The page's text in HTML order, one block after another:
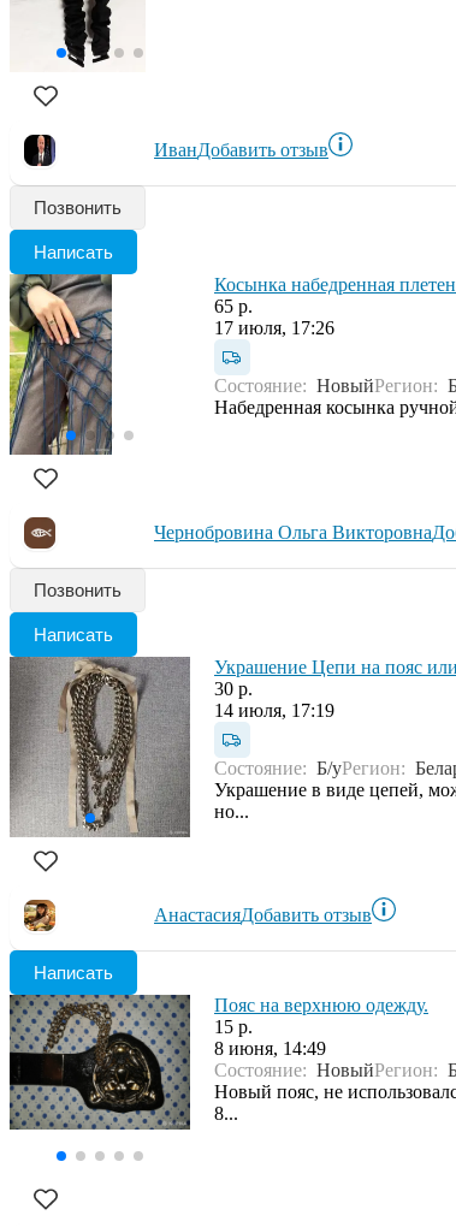
ИванДобавить отзыв
Позвонить
Написать
Косынка набедренная
65 р.
17 июля, 17:26
Состояние: НовыйРегион:
Набедренная косынка
Чернобровина Ольга Викторовна
Позвонить
Написать
Украшение Цепи на пояс
30 р.
14 июля, 17:19
Состояние: Б/уРегион:
Украшение в виде цепей,
но...
АнастасияДобавить отзыв
Написать
Пояс на верхнюю одежду.
15 р.
8 июня, 14:49
Состояние: НовыйРегион:
Новый пояс, не
8...